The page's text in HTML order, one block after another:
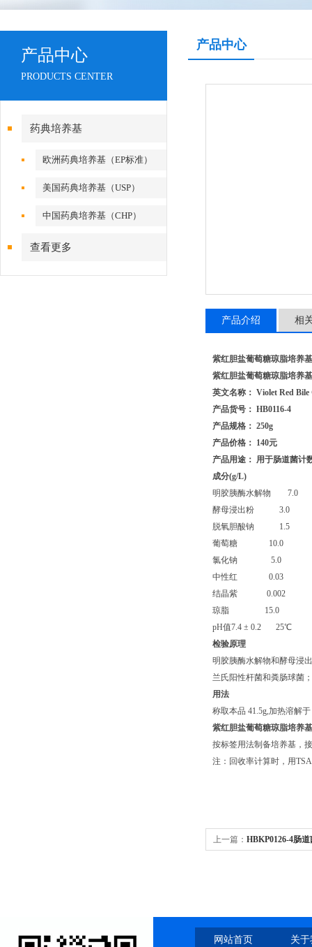
产品中心
PRODUCTS CENTER
药典培养基
欧洲药典培养基（EP标准）
美国药典培养基（USP）
中国药典培养基（CHP）
查看更多
产品中心
产品介绍 相
紫红胆盐葡萄糖琼脂培养
紫红胆盐葡萄糖琼脂培养
英文名称： Violet Red Bile
产品货号： HB0116-4
产品规格： 250g
产品价格： 140元
产品用途： 用于肠道菌计
成分(g/L)
明胶胰酶水解物 7.0
酵母浸出粉 3.0
脱氧胆酸钠 1.5
葡萄糖 10.0
氯化钠 5.0
中性红 0.03
结晶紫 0.002
琼脂 15.0
pH值7.4 ± 0.2 25℃
检验原理
明胶胰酶水解物和酵母浸
兰氏阳性杆菌和粪肠球菌
用法
称取本品 41.5g,加热溶解
紫红胆盐葡萄糖琼脂培养
按标签用法制备培养基，
注：回收率计算时，用
上一篇： HBKP0126-4肠
网站首页 关